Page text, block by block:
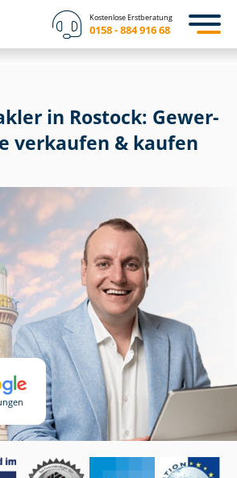
Kostenlose Erstberatung
0158 - 884 916 68
in Rostock: Ge­wer­
verkaufen & kaufen